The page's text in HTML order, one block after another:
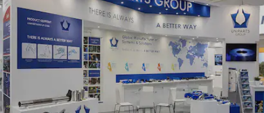
Infotechnology
Clase
Clima
Mundial 2026
Eventos Corporativos